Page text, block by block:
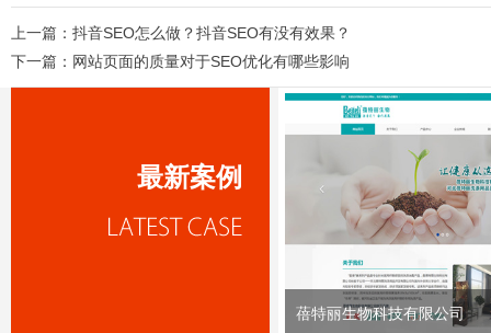
上一篇： 抖音SEO怎么做？抖音SEO有没有效果？
下一篇： 网站页面的质量对于SEO优化有哪些影响
最新案例
蓓特丽生物科技有限公司